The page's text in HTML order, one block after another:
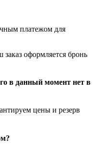
платежом для
оформляется бронь
в данный момент нет в
цены и резерв